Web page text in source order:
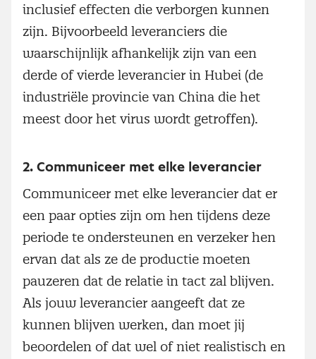
inclusief effecten die verborgen kunnen
zijn. Bijvoorbeeld leveranciers die
waarschijnlijk afhankelijk zijn van een
derde of vierde leverancier in Hubei (de
industriële provincie van China die het
meest door het virus wordt getroffen).
2. Communiceer met elke leverancier
Communiceer met elke leverancier dat er
een paar opties zijn om hen tijdens deze
periode te ondersteunen en verzeker hen
ervan dat als ze de productie moeten
pauzeren dat de relatie in tact zal blijven.
Als jouw leverancier aangeeft dat ze
kunnen blijven werken, dan moet jij
beoordelen of dat wel of niet realistisch en